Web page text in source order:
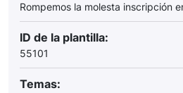
Rompemos la molesta inscripción
ID de la plantilla:
55101
Temas: